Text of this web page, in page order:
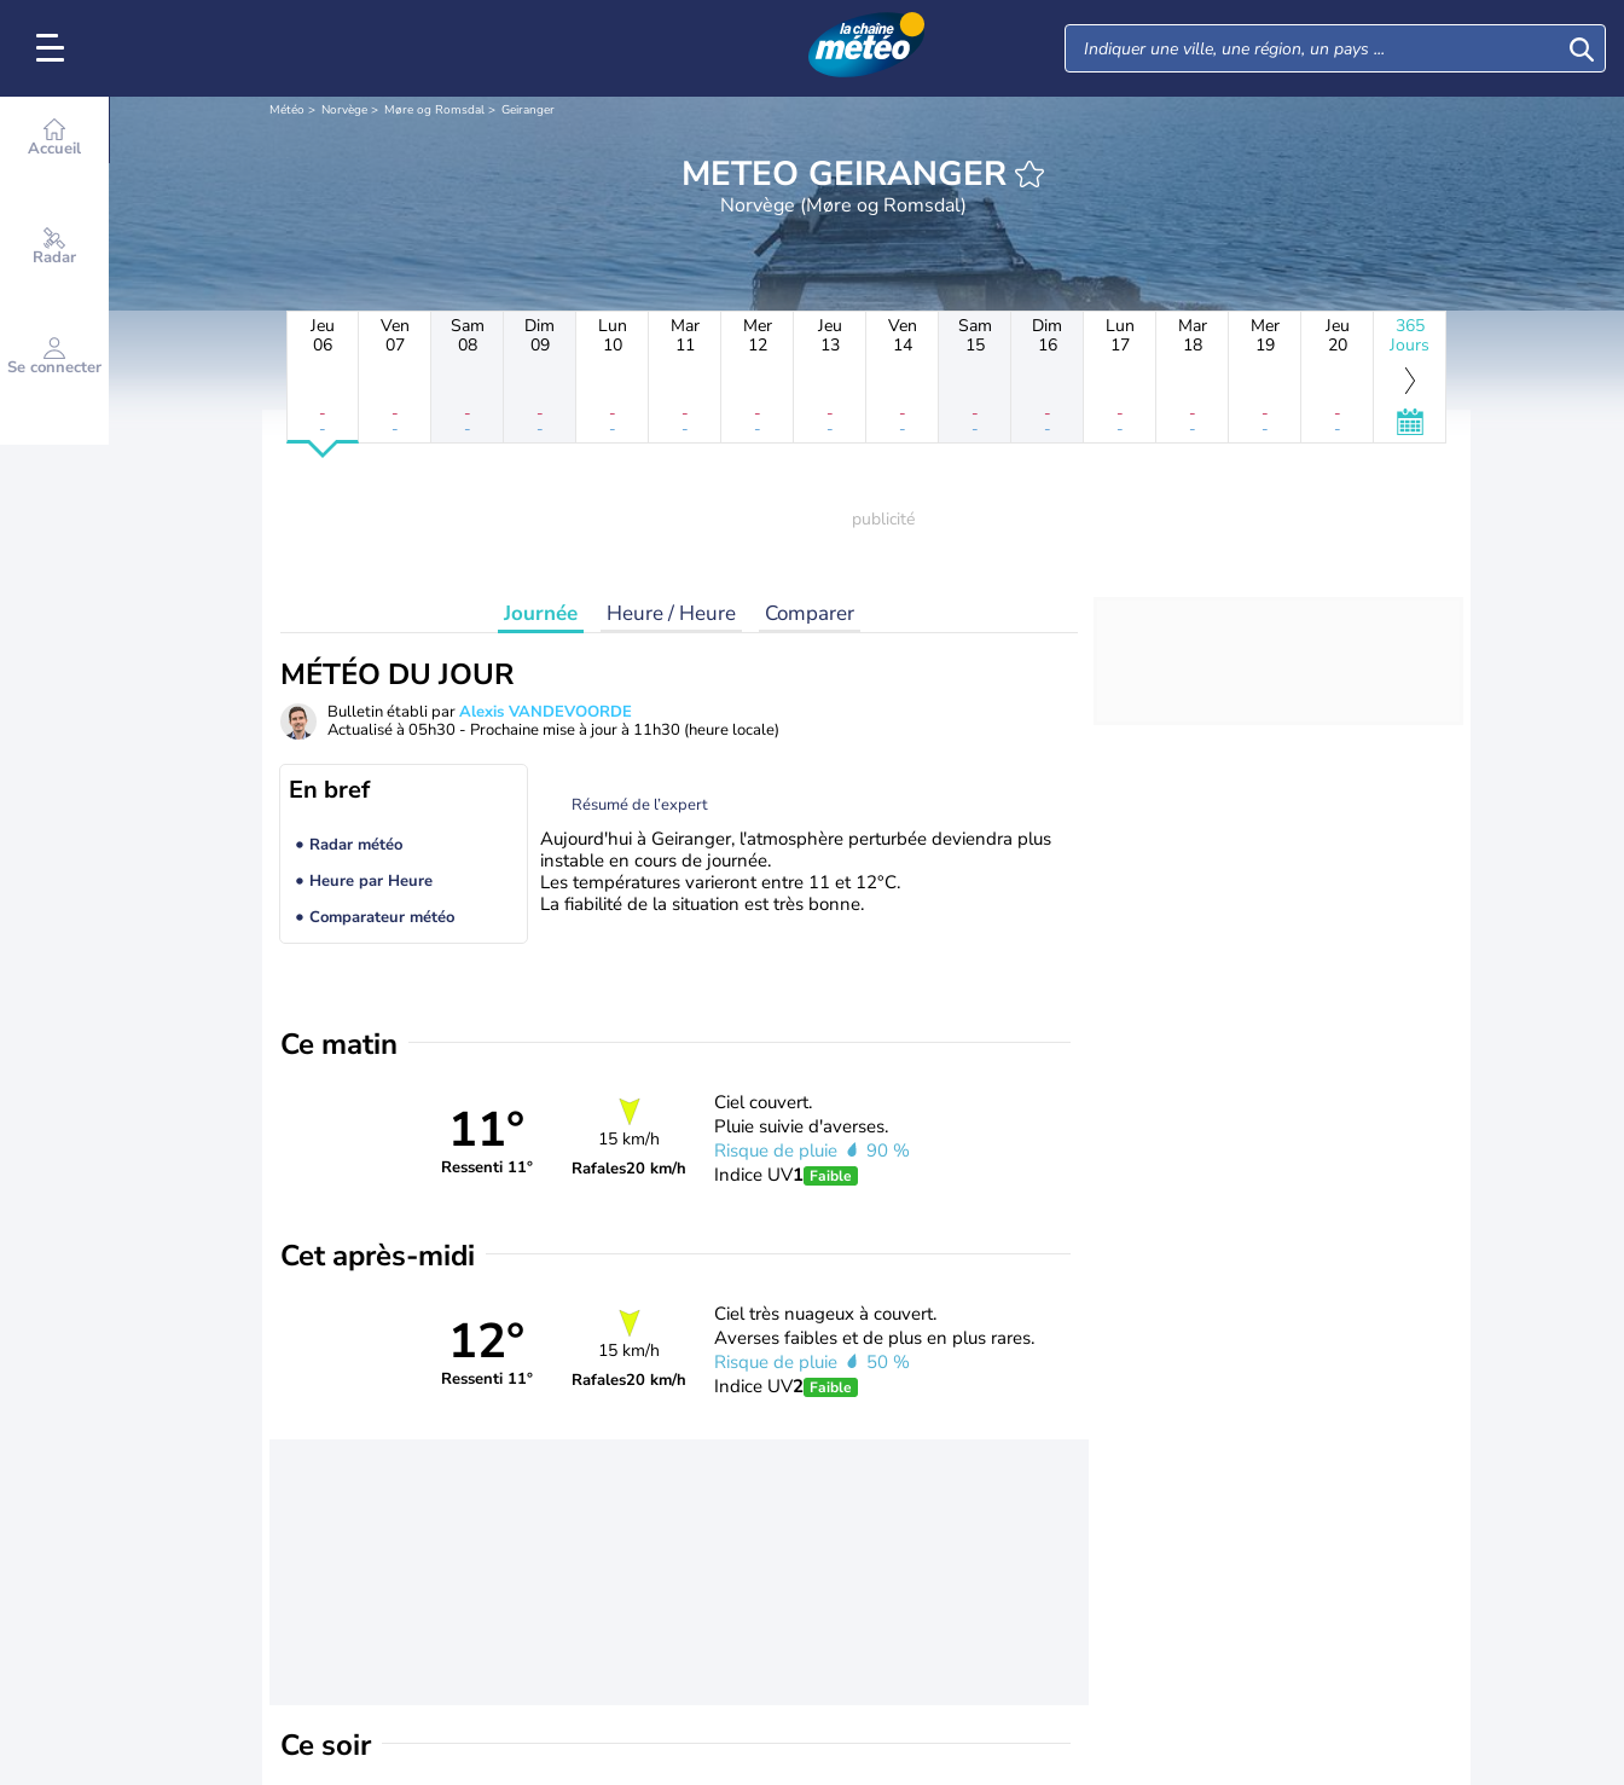
Accueil
Radar
Se connecter
Météo Norvège Møre og Romsdal Geiranger
METEO GEIRANGER
Norvège (Møre og Romsdal)
Jeu
06
-
-
Ven
07
-
-
Sam
08
-
-
Dim
09
-
-
Lun
10
-
-
Mar
11
-
-
Mer
12
-
-
Jeu
13
-
-
Ven
14
-
-
Sam
15
-
-
Dim
16
-
-
Lun
17
-
-
Mar
18
-
-
Mer
19
-
-
Jeu
20
-
-
365
Jours
Journée Heure / Heure Comparer
MÉTÉO DU JOUR
Bulletin établi parAlexis VANDEVOORDE
Actualisé à 05h30 - Prochaine mise à jour à 11h30 (heure locale)
En bref
Radar météo
Heure par Heure
Comparateur météo
Résumé de l’expert
Aujourd'hui à Geiranger, l'atmosphère perturbée deviendra plus
instable en cours de journée.
Les températures varieront entre 11 et 12°C.
La fiabilité de la situation est très bonne.
Ce matin
11°
Ressenti 11°
15 km/h
Rafales20 km/h
Ciel couvert.
Pluie suivie d'averses.
Risque de pluie
90 %
Indice UV1 Faible
Cet après-midi
12°
Ressenti 11°
15 km/h
Rafales20 km/h
Ciel très nuageux à couvert.
Averses faibles et de plus en plus rares.
Risque de pluie
50 %
Indice UV2 Faible
Ce soir